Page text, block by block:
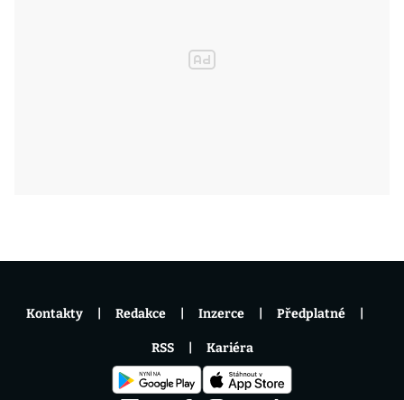
Kontakty Redakce Inzerce Předplatné
RSS Kariéra